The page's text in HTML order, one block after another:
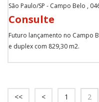
São Paulo/SP - Campo Belo ,
Consulte
Futuro lançamento no Campo
e duplex com 829,30 m2.
<< < 1 2